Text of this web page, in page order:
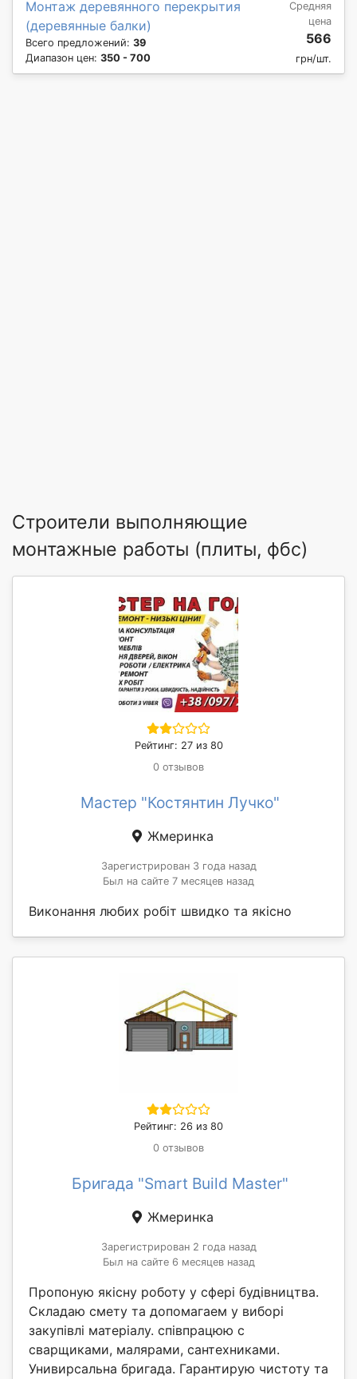
Монтаж деревянного перекрытия
(деревянные балки)
Всего предложений: 39
Диапазон цен: 350 - 700
Средняя
цена
566
грн/шт.
Строители выполняющие
монтажные работы (плиты, фбс)
Рейтинг: 27 из 80
0 отзывов
Мастер "Костянтин Лучко"
Жмеринка
Зарегистрирован 3 года назад
Был на сайте 7 месяцев назад
Виконання любих робіт швидко та якісно
Рейтинг: 26 из 80
0 отзывов
Бригада "Smart Build Master"
Жмеринка
Зарегистрирован 2 года назад
Был на сайте 6 месяцев назад
Пропоную якісну роботу у сфері будівництва.
Складаю смету та допомагаем у виборі
закупівлі матеріалу. співпрацюю с
сварщиками, малярами, сантехниками.
Унивирсальна бригада. Гарантирую чистоту та